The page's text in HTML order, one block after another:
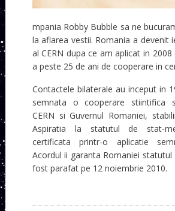
mpania Robby Bubble sa ne
la aflarea vestii. Romania a devenit
al CERN dupa ce am aplicat in
a peste 25 de ani de cooperare in
Contactele bilaterale au inceput in
semnata o cooperare stiintifica
CERN si Guvernul Romaniei,
Aspiratia la statutul de stat-
certificata printr-o aplicatie
Acordul ii garanta Romaniei statutul
fost parafat pe 12 noiembrie 2010.